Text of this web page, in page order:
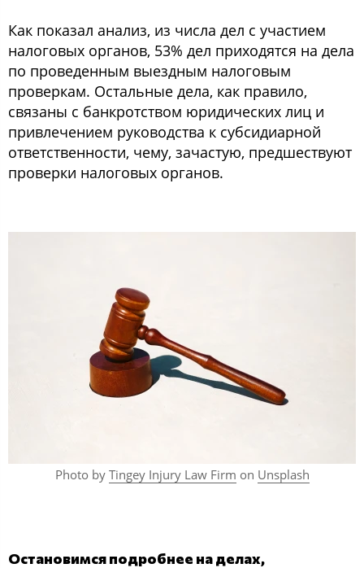
Как показал анализ, из числа дел с участием
налоговых органов, 53% дел приходятся на дела
по проведенным выездным налоговым
проверкам. Остальные дела, как правило,
связаны с банкротством юридических лиц и
привлечением руководства к субсидиарной
ответственности, чему, зачастую, предшествуют
проверки налоговых органов.
Photo by Tingey Injury Law Firm on Unsplash
Остановимся подробнее на делах,